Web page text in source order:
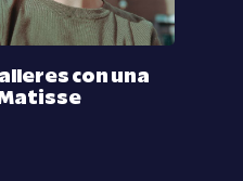
con una